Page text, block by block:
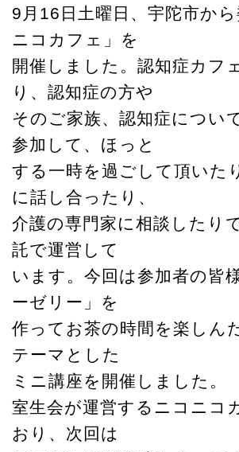
9月16日土曜日、宇陀市か
ニコカフェ」を
開催しました。認知症カフ
り、認知症の方や
そのご家族、認知症につい
参加して、ほっと
する一時を過ごして頂いた
に話し合ったり、
介護の専門家に相談したり
託で運営して
います。今回は参加者の皆
ーゼリー」を
作ってお茶の時間を楽しん
テーマとした
ミニ講座を開催しました。
室生会が運営するニコニコ
おり、次回は